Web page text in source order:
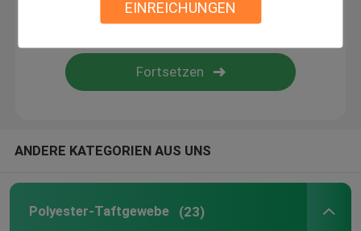
EINREICHUNGEN
Überzogenes Polyester-Gewebe PUs
ANDERE KATEGORIEN AUS UNS
Polyester-Taftgewebe (23)